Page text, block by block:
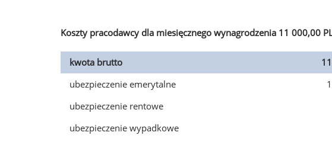
Koszty pracodawcy dla miesięcznego wynagrodzenia 11 000,00
kwota brutto
ubezpieczenie emerytalne
ubezpieczenie rentowe
ubezpieczenie wypadkowe